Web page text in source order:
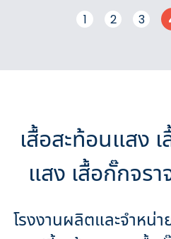
1 2 3
เสื้อสะท้อนแสง
แสง เสื้อกั๊กจร
โรงงานผลิตและจำหน่